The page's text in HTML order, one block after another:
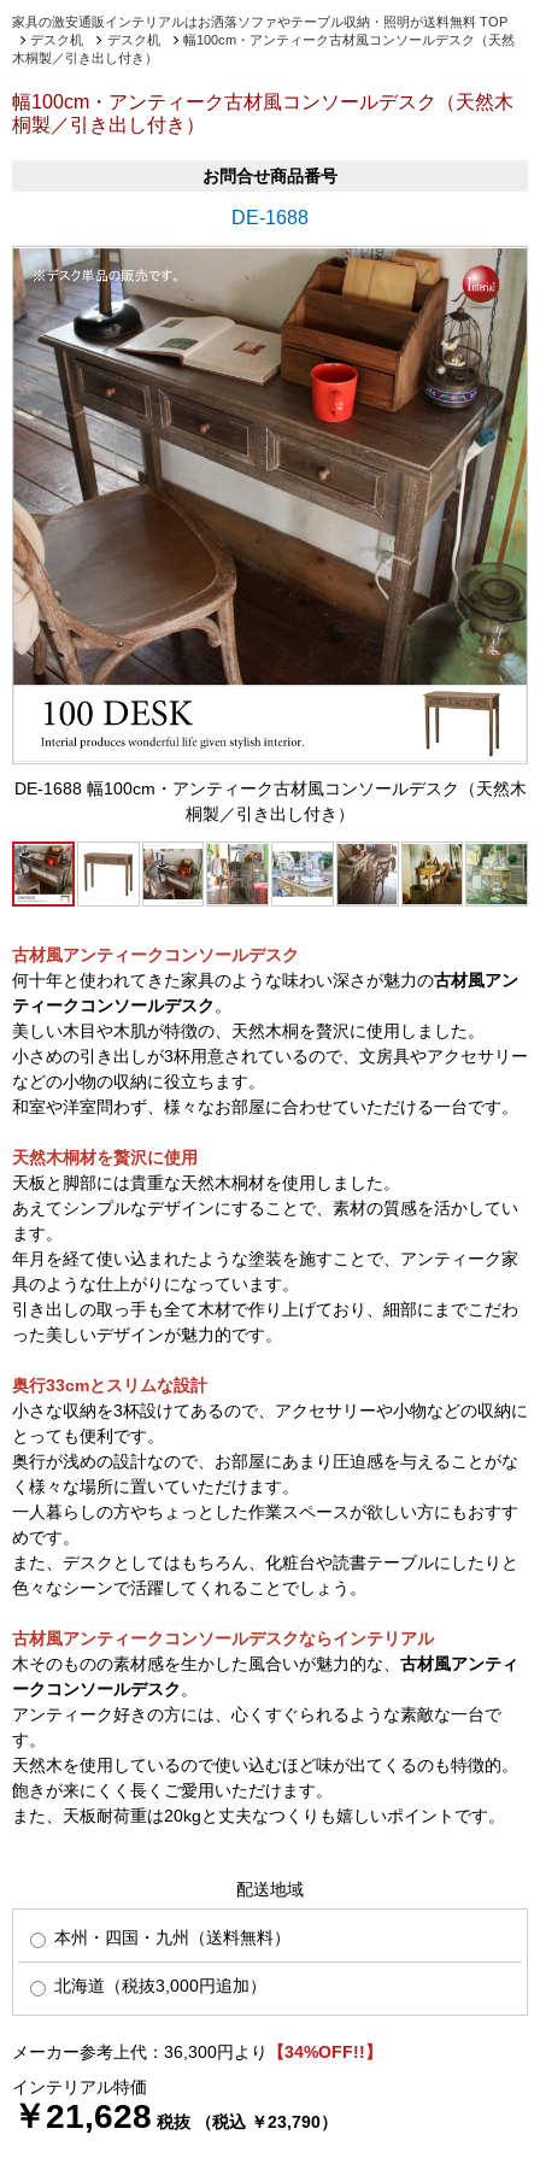
家具の激安通販インテリアルはお洒落ソファやテーブル収納・照明が送料無料 TOP
デスク机
デスク机
幅100cm・アンティーク古材風コンソールデスク（天然
木桐製／引き出し付き）
幅100cm・アンティーク古材風コンソールデスク（天然木
桐製／引き出し付き）
お問合せ商品番号
DE-1688
DE-1688 幅100cm・アンティーク古材風コンソールデスク（天然木
桐製／引き出し付き）
古材風アンティークコンソールデスク
何十年と使われてきた家具のような味わい深さが魅力の古材風アン
ティークコンソールデスク 。
美しい木目や木肌が特徴の、天然木桐を贅沢に使用しました。
小さめの引き出しが3杯用意されているので、文房具やアクセサリー
などの小物の収納に役立ちます。
和室や洋室問わず、様々なお部屋に合わせていただける一台です。
天然木桐材を贅沢に使用
天板と脚部には貴重な天然木桐材を使用しました。
あえてシンプルなデザインにすることで、素材の質感を活かしてい
ます。
年月を経て使い込まれたような塗装を施すことで、アンティーク家
具のような仕上がりになっています。
引き出しの取っ手も全て木材で作り上げており、細部にまでこだわ
った美しいデザインが魅力的です。
奥行33cmとスリムな設計
小さな収納を3杯設けてあるので、アクセサリーや小物などの収納に
とっても便利です。
奥行が浅めの設計なので、お部屋にあまり圧迫感を与えることがな
く様々な場所に置いていただけます。
一人暮らしの方やちょっとした作業スペースが欲しい方にもおすす
めです。
また、デスクとしてはもちろん、化粧台や読書テーブルにしたりと
色々なシーンで活躍してくれることでしょう。
古材風アンティークコンソールデスクならインテリアル
木そのものの素材感を生かした風合いが魅力的な、 古材風アンティ
ークコンソールデスク 。
アンティーク好きの方には、心くすぐられるような素敵な一台で
す。
天然木を使用しているので使い込むほど味が出てくるのも特徴的。
飽きが来にくく長くご愛用いただけます。
また、天板耐荷重は20kgと丈夫なつくりも嬉しいポイントです。
配送地域
本州・四国・九州（送料無料）
北海道（税抜3,000円追加）
メーカー参考上代：36,300円より
【34%OFF!!】
インテリアル特価
￥21,628 税抜 （税込 ￥23,790）